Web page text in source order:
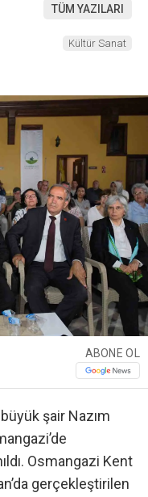
TÜM YAZILARI
Kültür Sanat
ABONE OL
şair Nazım
Osmangazi Kent
gerçekleştirilen